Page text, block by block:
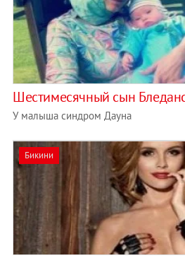
Шестимесячный сын
У малыша синдром Дауна
Бикини